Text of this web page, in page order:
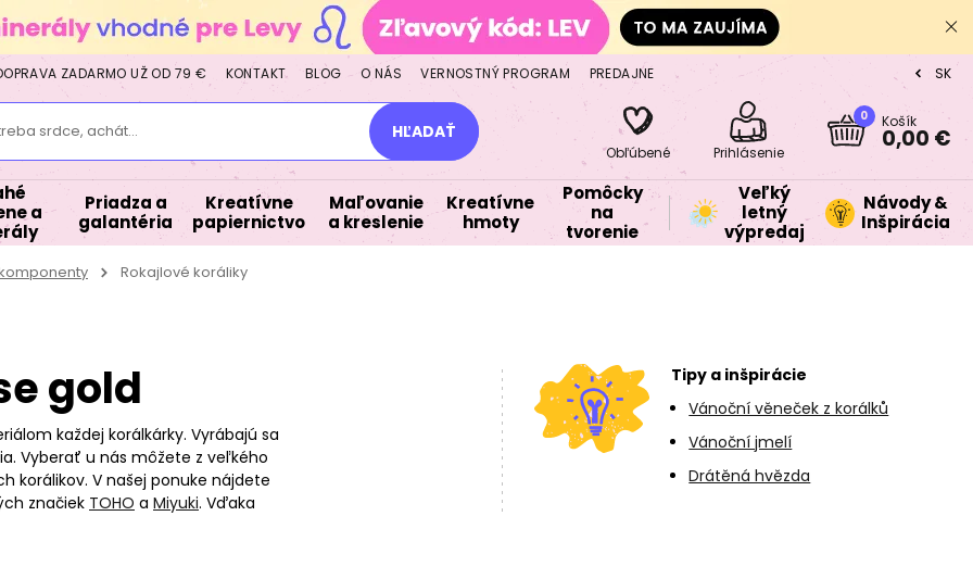
ZADARMO UŽ OD 79 € KONTAKT BLOG O NÁS VERNOSTNÝ PROGRAM PREDAJNE CZ
SK
srdce, achát... HĽADAŤ
Obľúbené Prihlásenie
0 Košík
0,00 €
a
Priadza a
galantéria
Kreatívne
papiernictvo
Maľovanie
a kreslenie
Kreatívne
hmoty
Pomôcky
na
tvorenie
Veľký
letný
výpredaj
Návody &
Inšpirácia
Rokajlové koráliky
gold
každej korálkárky. Vyrábajú sa
Vyberať u nás môžete z veľkého
korálikov. V našej ponuke nájdete
značiek TOHO a Miyuki. Vďaka
Tipy a inšpirácie
Vánoční věneček z korálků
Vánoční jmelí
Drátěná hvězda